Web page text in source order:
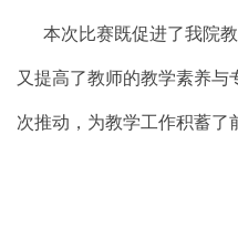
本次比赛既促进了我院教
又提高了教师的教学素养与
次推动，为教学工作积蓄了